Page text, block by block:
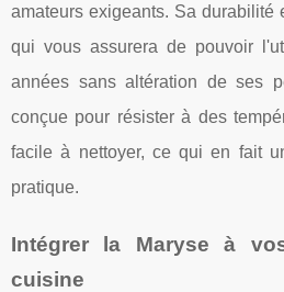
amateurs exigeants. Sa durabilité
qui vous assurera de pouvoir
années sans altération de ses
conçue pour résister à des
facile à nettoyer, ce qui en fait
pratique.
Intégrer la Maryse à
cuisine